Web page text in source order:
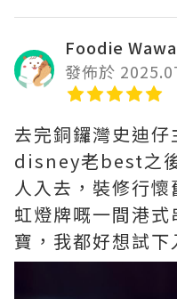
Foodie
發佈於
去完銅鑼灣史迪
disney老best之
人入去，裝修行
虹燈牌嘅一間港
寶，我都好想試